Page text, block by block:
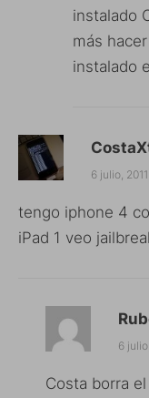
instalado
más
instalado
6 julio,
tengo iphone 4
iPad 1 veo
6
Costa borra